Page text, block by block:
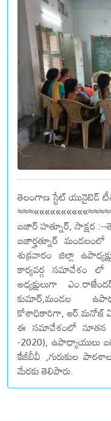
తెలంగాణ స్టేట్ యునైటెడ్
బజార్ హత్నూర్, సాక్షర
బజార్హత్నూర్
శుక్రవారం జిల్లా
కార్యవర్గ సమావేశం లో
అధ్యక్షులుగా
కుమార్,మండల
కోశాధికారిగా, ఆర్.మనోజ్
ఈ సమావేశంలో నూతన
-2020), ఉపాధ్యాయులు
కేజీబీవీ ,గురుకుల
మేరకు తెలిపారు.